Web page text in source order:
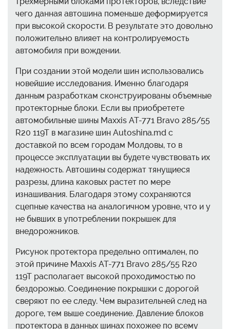
чего данная автошина поменьше деформируется
при высокой скорости. В результате это довольно
положительно влияет на контролируемость
автомобиля при вождении.
При создании этой модели шин использовались
новейшие исследования. Именно благодаря
данным разработкам сконструированы объемные
протекторные блоки. Если вы приобретете
автомобильные шины Maxxis AT-771 Bravo 285/55
R20 119T в магазине шин Autoshina.md с
доставкой по всем городам Молдовы, то в
процессе эксплуатации вы будете чувствовать их
надежность. Автошины содержат тянущиеся
разрезы, длина каковых растет по мере
изнашивания. Благодаря этому сохраняются
сцепные качества на аналогичном уровне, что и у
не бывших в употреблении покрышек для
внедорожников.
Рисунок протектора предельно оптимален, по
этой причине Maxxis AT-771 Bravo 285/55 R20
119T располагает высокой проходимостью по
бездорожью. Соединение покрышки с дорогой
сверяют по ее следу. Чем выразительней след на
дороге, тем выше соединение. Давление блоков
протектора в данных шинах похожее по всему